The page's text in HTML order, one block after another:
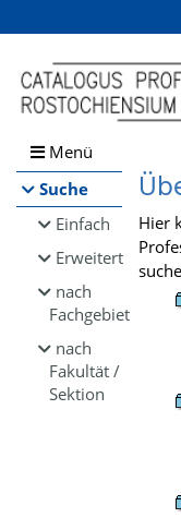
Browsen
direkt zum Inhalt
Menü
Suche
Einfach
Erweitert
nach
Fachgebiet
nach
Fakultät /
Sektion
Hier